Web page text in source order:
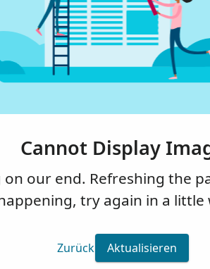
Cannot Display
our end. Refreshing the
try again in a little
Zurück Aktualisieren